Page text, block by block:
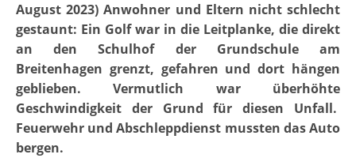
August 2023) Anwohner und Eltern nicht schlecht
gestaunt: Ein Golf war in die Leitplanke, die direkt
an den Schulhof der Grundschule am
Breitenhagen grenzt, gefahren und dort hängen
geblieben. Vermutlich war überhöhte
Geschwindigkeit der Grund für diesen Unfall.
Feuerwehr und Abschleppdienst mussten das Auto
bergen.